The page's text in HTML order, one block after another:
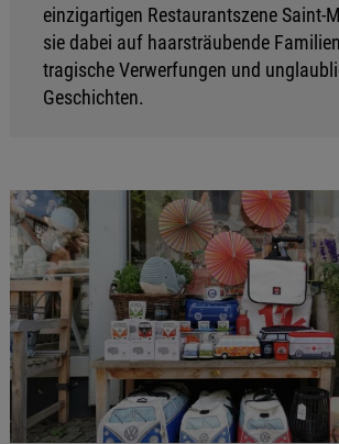
einzigartigen Restaurantszene Saint-
sie dabei auf haarsträubende
tragische Verwerfungen und
Geschichten.